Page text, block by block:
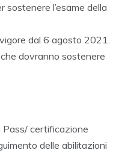
sostenere l’esame della
dal 6 agosto 2021.
dovranno sostenere
Pass/ certificazione
delle abilitazioni